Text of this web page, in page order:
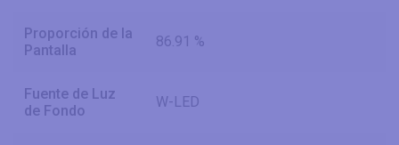
Proporción de la
Pantalla
86.91 %
Fuente de Luz
de Fondo
W-LED